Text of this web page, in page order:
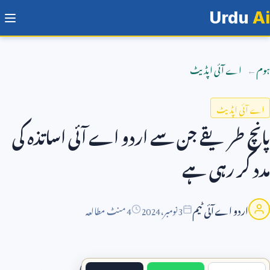
Urdu Ai
ہوم اے آئی اپڈیٹ
اے آئی اپڈیٹ
پانچ طریقے جن سے اردو اے آئی اساتذہ کی
مدد کر رہی ہے
اردو اے آئی ٹیم 3نومبر،2024 4 منٹ مطالعہ